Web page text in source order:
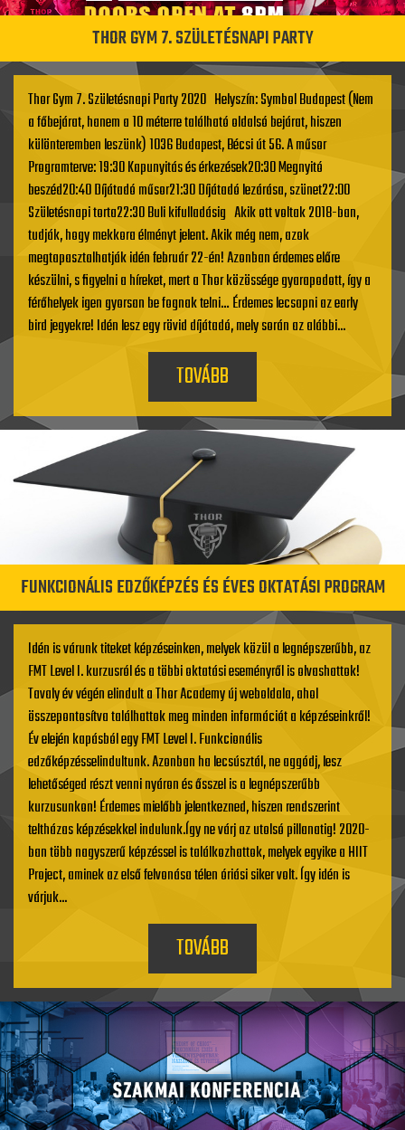
THOR GYM 7. SZÜLETÉSNAPI PARTY
Thor Gym 7. Születésnapi Party 2020 Helyszín: Symbol Budapest (Nem
a főbejárat, hanem a 10 méterre található oldalsó bejárat, hiszen
különteremben leszünk) 1036 Budapest, Bécsi út 56. A műsor
Programterve: 19:30 Kapunyitás és érkezések20:30 Megnyitó
beszéd20:40 Díjátadó műsor21:30 Díjátadó lezárása, szünet22:00
Születésnapi torta22:30 Buli kifulladásig Akik ott voltak 2018-ban,
tudják, hogy mekkora élményt jelent. Akik még nem, azok
megtapasztalhatják idén február 22-én! Azonban érdemes előre
készülni, s figyelni a híreket, mert a Thor közössége gyarapodott, így a
férőhelyek igen gyorsan be fognak telni… Érdemes lecsapni az early
bird jegyekre! Idén lesz egy rövid díjátadó, mely során az alábbi...
TOVÁBB
FUNKCIONÁLIS EDZŐKÉPZÉS ÉS ÉVES OKTATÁSI PROGRAM
Idén is várunk titeket képzéseinken, melyek közül a legnépszerűbb, az
FMT Level I. kurzusról és a többi oktatási eseményről is olvashattok!
Tavaly év végén elindult a Thor Academy új weboldala, ahol
összepontosítva találhattok meg minden információt a képzéseinkről!
Év elején kapásból egy FMT Level I. Funkcionális
edzőképzésselindultunk. Azonban ha lecsúsztál, ne aggódj, lesz
lehetőséged részt venni nyáron és ősszel is a legnépszerűbb
kurzusunkon! Érdemes mielőbb jelentkezned, hiszen rendszerint
teltházas képzésekkel indulunk.Így ne várj az utolsó pillanatig! 2020-
ban több nagyszerű képzéssel is találkozhattok, melyek egyike a HIIT
Project, aminek az első felvonása télen óriási siker volt. Így idén is
várjuk...
TOVÁBB